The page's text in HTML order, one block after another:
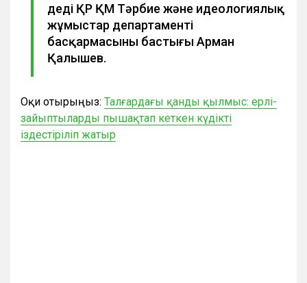
деді ҚР ҚМ Тәрбие және идеологиялық
жұмыстар департаменті
басқармасының бастығы Арман
Қалышев.
Оқи отырыңыз: Талғардағы қанды қылмыс: ерлі-
зайыптыларды пышақтап кеткен күдікті
іздестіріліп жатыр